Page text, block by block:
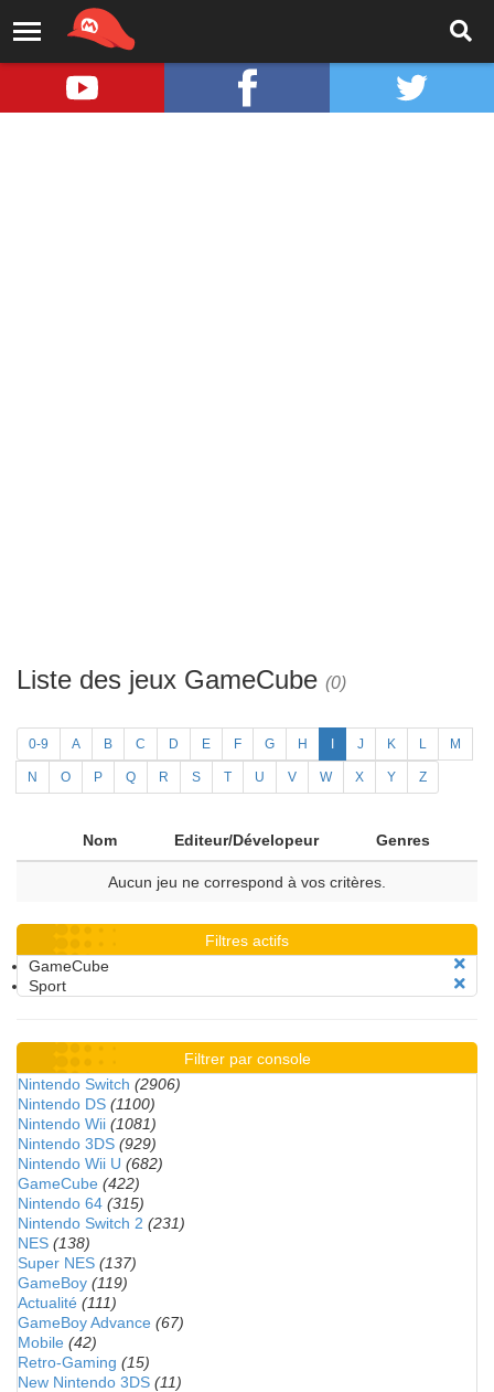
Liste des jeux GameCube (0)
0-9 A B C D E F G H J K L M
N O P Q R S T U V W X Y Z
Nom Editeur/Dévelopeur Genres
Aucun jeu ne correspond à vos critères.
Filtres actifs
GameCube
Sport
Filtrer par console
Nintendo Switch (2906)
Nintendo DS (1100)
Nintendo Wii (1081)
Nintendo 3DS (929)
Nintendo Wii U (682)
GameCube (422)
Nintendo 64 (315)
Nintendo Switch 2 (231)
NES (138)
Super NES (137)
GameBoy (119)
Actualité (111)
GameBoy Advance (67)
Mobile (42)
Retro-Gaming (15)
New Nintendo 3DS (11)